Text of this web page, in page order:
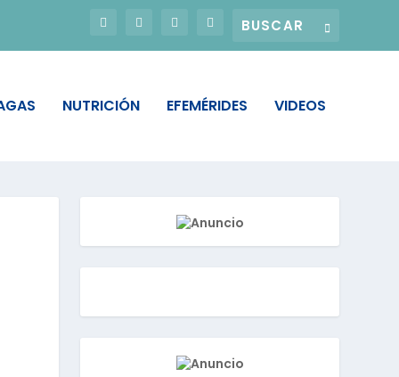
NUTRICIÓN EFEMÉRIDES VIDEOS